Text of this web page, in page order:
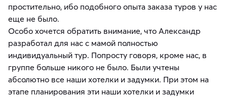
простительно, ибо подобного опыта заказа туров у нас
еще не было.
Особо хочется обратить внимание, что Александр
разработал для нас с мамой полностью
индивидуальный тур. Попросту говоря, кроме нас, в
группе больше никого не было. Были учтены
абсолютно все наши хотелки и задумки. При этом на
этапе планирования эти наши хотелки и задумки